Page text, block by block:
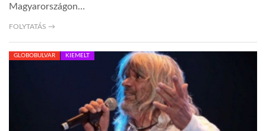
Magyarországon…
FOLYTATÁS →
GLOBOBULVAR KIEMELT